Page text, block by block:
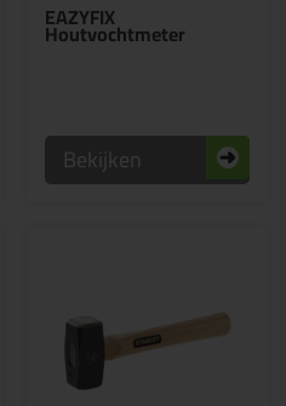
EAZYFIX
Houtvochtmeter
Bekijken